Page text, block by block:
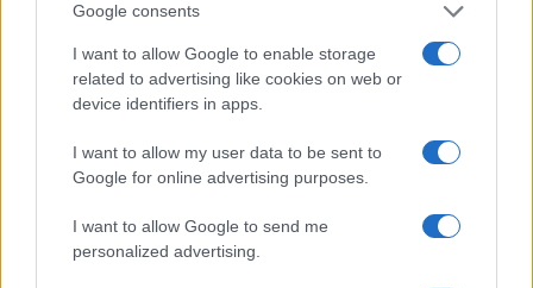
Google consents
I want to allow Google to enable storage
related to advertising like cookies on web or
device identifiers in apps.
I want to allow my user data to be sent to
Google for online advertising purposes.
I want to allow Google to send me
personalized advertising.
δεν συνδέεται με την ουσία της δίκης για το
σιδηροδρομικό δυστύχημα των Τεμπών, η οποία
συνεχίζεται κανονικά.
ΑΚΟΛΟΥΘΗΣΤΕ ΜΑΣ ΣΤΟ GOOGLE
NEWS ΚΑΝΟΝΤΑΣ ΚΛΙΚ ΕΔΩ